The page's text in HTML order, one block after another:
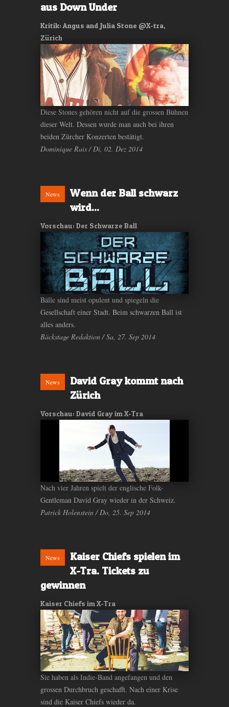
aus Down Under
Kritik: Angus and Julia Stone @X-tra,
Zürich
Diese Stones gehören nicht auf die grossen Bühnen
dieser Welt. Dessen wurde man auch bei ihren
beiden Zürcher Konzerten bestätigt.
Dominique Rais / Di, 02. Dez 2014
News
Wenn der Ball schwarz
wird...
Vorschau: Der Schwarze Ball
Bälle sind meist opulent und spiegeln die
Gesellschaft einer Stadt. Beim schwarzen Ball ist
alles anders.
Bäckstage Redaktion / Sa, 27. Sep 2014
News
David Gray kommt nach
Zürich
Vorschau: David Gray im X-Tra
Nach vier Jahren spielt der englische Folk-
Gentleman David Gray wieder in der Schweiz.
Patrick Holenstein / Do, 25. Sep 2014
News
Kaiser Chiefs spielen im
X-Tra. Tickets zu
gewinnen
Kaiser Chiefs im X-Tra
Sie haben als Indie-Band angefangen und den
grossen Durchbruch geschafft. Nach einer Krise
sind die Kaiser Chiefs wieder da.